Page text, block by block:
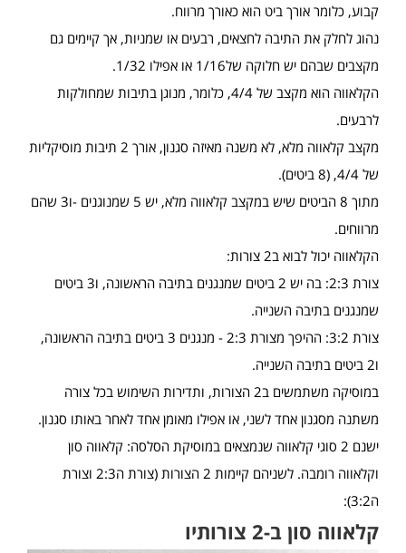
קבוע, כלומר אורך ביט הוא כאורך מרווח.
נהוג לחלק את התיבה לחצאים, רבעים או שמניות, אך קיימים גם
מקצבים שבהם יש חלוקה של1/16 או אפילו 1/32.
הקלאווה הוא מקצב של 4/4, כלומר, מנוגן בתיבות שמחולקות
לרבעים.
מקצב קלאווה מלא, לא משנה מאיזה סגנון, אורך 2 תיבות מוסיקליות
של 4/4, (8 ביטים).
מתוך 8 הביטים שיש במקצב קלאווה מלא, יש 5 שמנוגנים -ו3 שהם
מרווחים.
הקלאווה יכול לבוא ב2 צורות:
צורת 2:3: בה יש 2 ביטים שמנגנים בתיבה הראשונה, ו3 ביטים
שמנגנים בתיבה השנייה.
צורת 3:2: ההיפך מצורת 2:3 - מנגנים 3 ביטים בתיבה הראשונה,
ו2 ביטים בתיבה השנייה.
במוסיקה משתמשים ב2 הצורות, ותדירות השימוש בכל צורה
משתנה מסגנון אחד לשני, או אפילו מאומן אחד לאחר באותו סגנון.
ישנם 2 סוגי קלאווה שנמצאים במוסיקת הסלסה: קלאווה סון
וקלאווה רומבה. לשניהם קיימות 2 הצורות (צורת ה2:3 וצורת
ה3:2):
קלאווה סון ב-2 צורותיו